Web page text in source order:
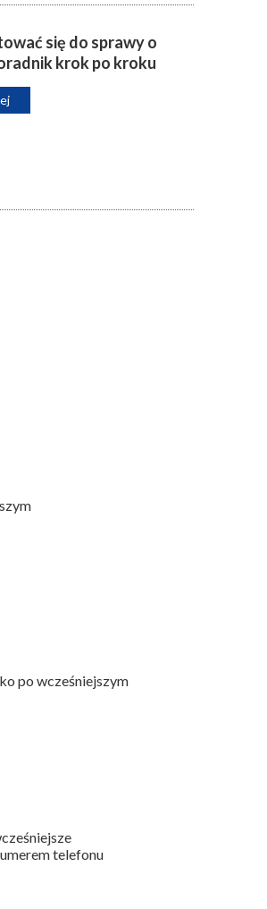
się do sprawy o
krok po kroku
po wcześniejszym
telefonu